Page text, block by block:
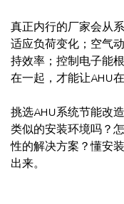
真正内行的厂家会从
适应负荷变化；空气
持效率；控制电子能
在一起，才能让AHU
挑选AHU系统节能改
类似的安装环境吗？
性的解决方案？懂安
出来。